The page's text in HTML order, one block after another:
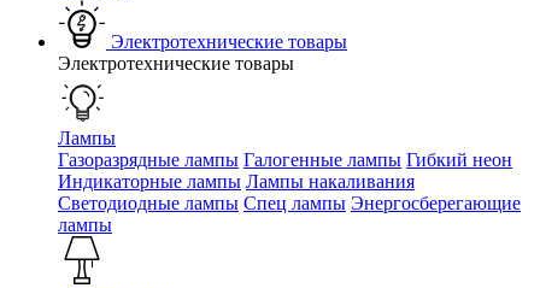
Электротехнические товары
Электротехнические товары
Лампы
Газоразрядные лампы Галогенные лампы Гибкий неон
Индикаторные лампы Лампы накаливания
Светодиодные лампы Спец лампы Энергосберегающие
лампы